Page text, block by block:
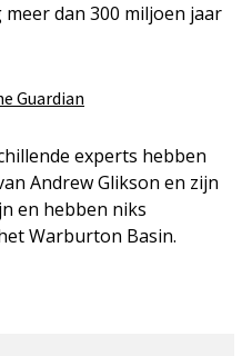
dan 300 miljoen jaar
Guardian
experts hebben
Andrew Glikson en zijn
en hebben niks
Warburton Basin.